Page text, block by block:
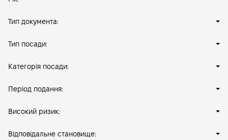
Тип документа:
Тип посади:
Категорія посади:
Період подання:
Високий ризик:
Відповідальне становище: